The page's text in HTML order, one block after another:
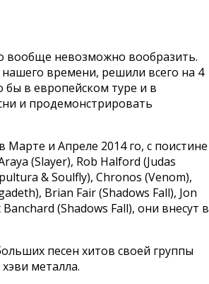
вообще невозможно вообразить.
времени, решили всего на 4
бы в европейском туре и в
и продемонстрировать
Марте и Апреле 2014 го, с поистине
(Slayer), Rob Halford (Judas
& Soulfly), Chronos (Venom),
Brian Fair (Shadows Fall), Jon
(Shadows Fall), они внесут в
песен хитов своей группы
металла.